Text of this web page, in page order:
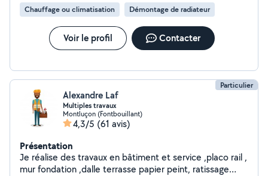
Chauffage ou climatisation Démontage de radiateur
Voir le profil Contacter
Particulier
Alexandre Laf
Multiples travaux
Montluçon (Fontbouillant)
4,3/5 (61 avis)
Présentation
Je réalise des travaux en bâtiment et service ,placo rail ,
mur fondation ,dalle terrasse papier peint, ratissage